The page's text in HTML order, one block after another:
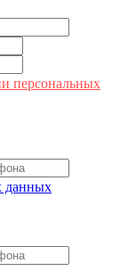
персональных
данных